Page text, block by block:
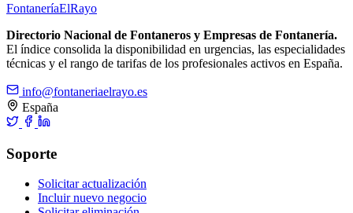
FontaneríaElRayo
Directorio Nacional de Fontaneros y Empresas de Fontanería.
El índice consolida la disponibilidad en urgencias, las especialidades
técnicas y el rango de tarifas de los profesionales activos en España.
info@fontaneriaelrayo.es
España
Soporte
Solicitar actualización
Incluir nuevo negocio